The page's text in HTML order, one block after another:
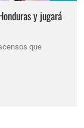
y jugará
que